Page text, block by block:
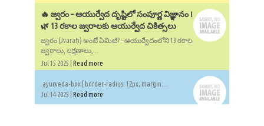
🔥 జ్వరం – ఆయుర్వేద దృష్టిలో సంపూర్ణ విజ్ఞానం ౹
🌿 13 రకాల జ్వరాలకు ఆయుర్వేద చికిత్సలు
జ్వరం (Jvaraḥ) అంటే ఏమిటి? – ఆయుర్వేదంలోని 13 రకాల
జ్వరాలు, లక్షణాలు,...
Jul 15 2025 | Read more
.ayurveda-box { border-radius: 12px; margin:...
Jul 14 2025 | Read more